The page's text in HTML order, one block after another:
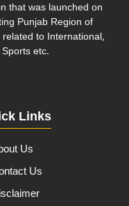
that was launched on
Punjab Region of
to International,
etc.
Links
Us
Us